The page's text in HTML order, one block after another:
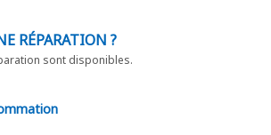
RÉPARATION ?
sont disponibles.